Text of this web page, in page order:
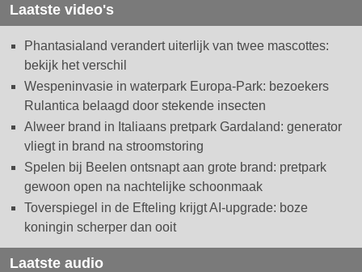
Laatste video's
Phantasialand verandert uiterlijk van twee mascottes:
bekijk het verschil
Wespeninvasie in waterpark Europa-Park: bezoekers
Rulantica belaagd door stekende insecten
Alweer brand in Italiaans pretpark Gardaland: generator
vliegt in brand na stroomstoring
Spelen bij Beelen ontsnapt aan grote brand: pretpark
gewoon open na nachtelijke schoonmaak
Toverspiegel in de Efteling krijgt AI-upgrade: boze
koningin scherper dan ooit
Laatste audio